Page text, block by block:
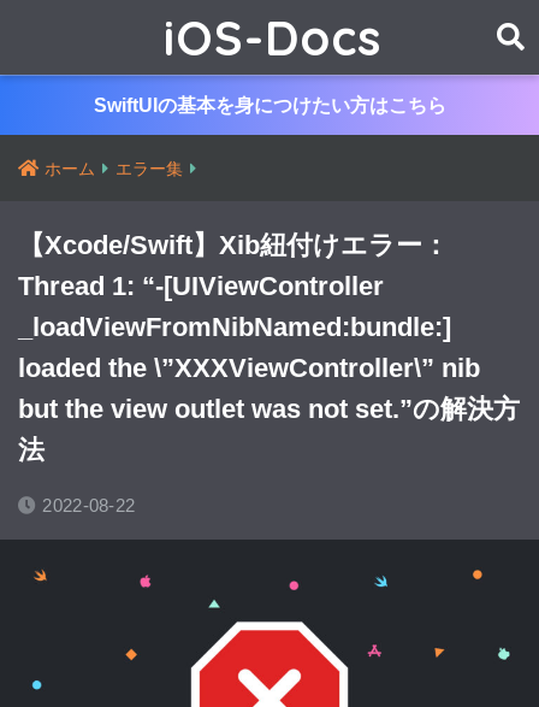
iOS-Docs
SwiftUIの基本を身につけたい方はこちら
ホーム エラー集
【Xcode/Swift】Xib紐付けエラー：
Thread 1: “-[UIViewController
_loadViewFromNibNamed:bundle:]
loaded the \”XXXViewController\” nib
but the view outlet was not set.”の解決方
法
2022-08-22